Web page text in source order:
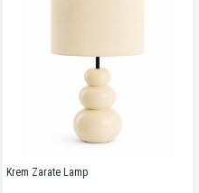
Krem Zarate Lamp